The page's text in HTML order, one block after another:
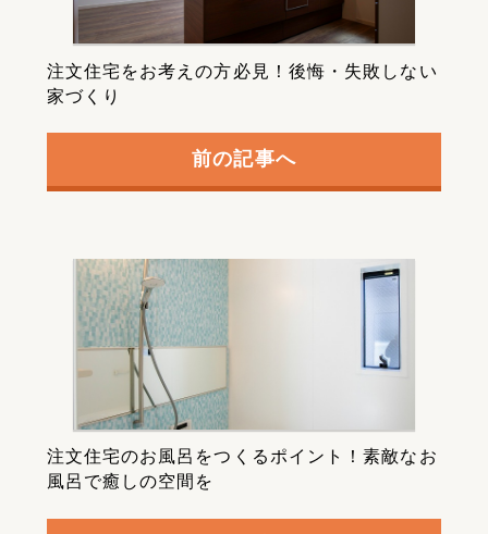
注文住宅をお考えの方必見！後悔・失敗しない
家づくり
前の記事へ
注文住宅のお風呂をつくるポイント！素敵なお
風呂で癒しの空間を